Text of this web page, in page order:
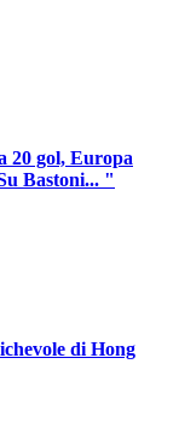
20 gol, Europa
Bastoni... "
di Hong